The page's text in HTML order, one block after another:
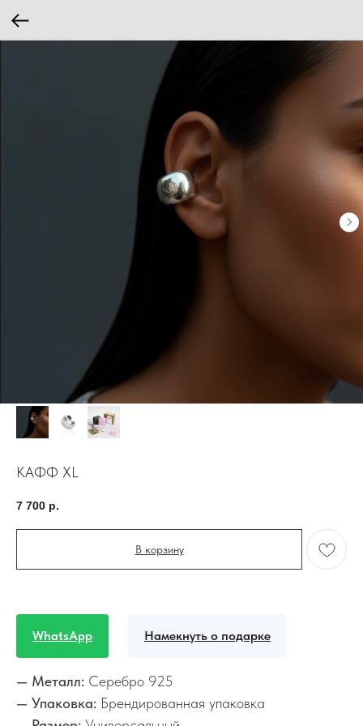
КАФФ XL
7 700 р.
В корзину
WhatsApp Намекнуть о подарке
— Металл: Серебро 925
— Упаковка: Брендированная упаковка